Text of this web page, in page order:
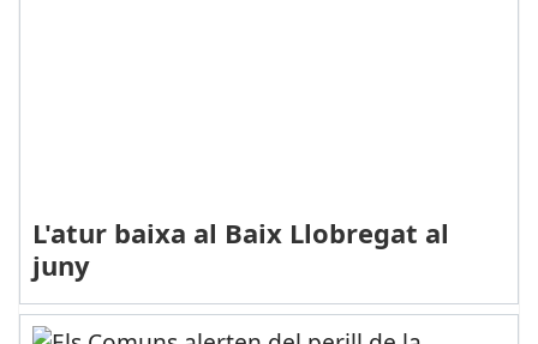
L'atur baixa al Baix Llobregat al
juny